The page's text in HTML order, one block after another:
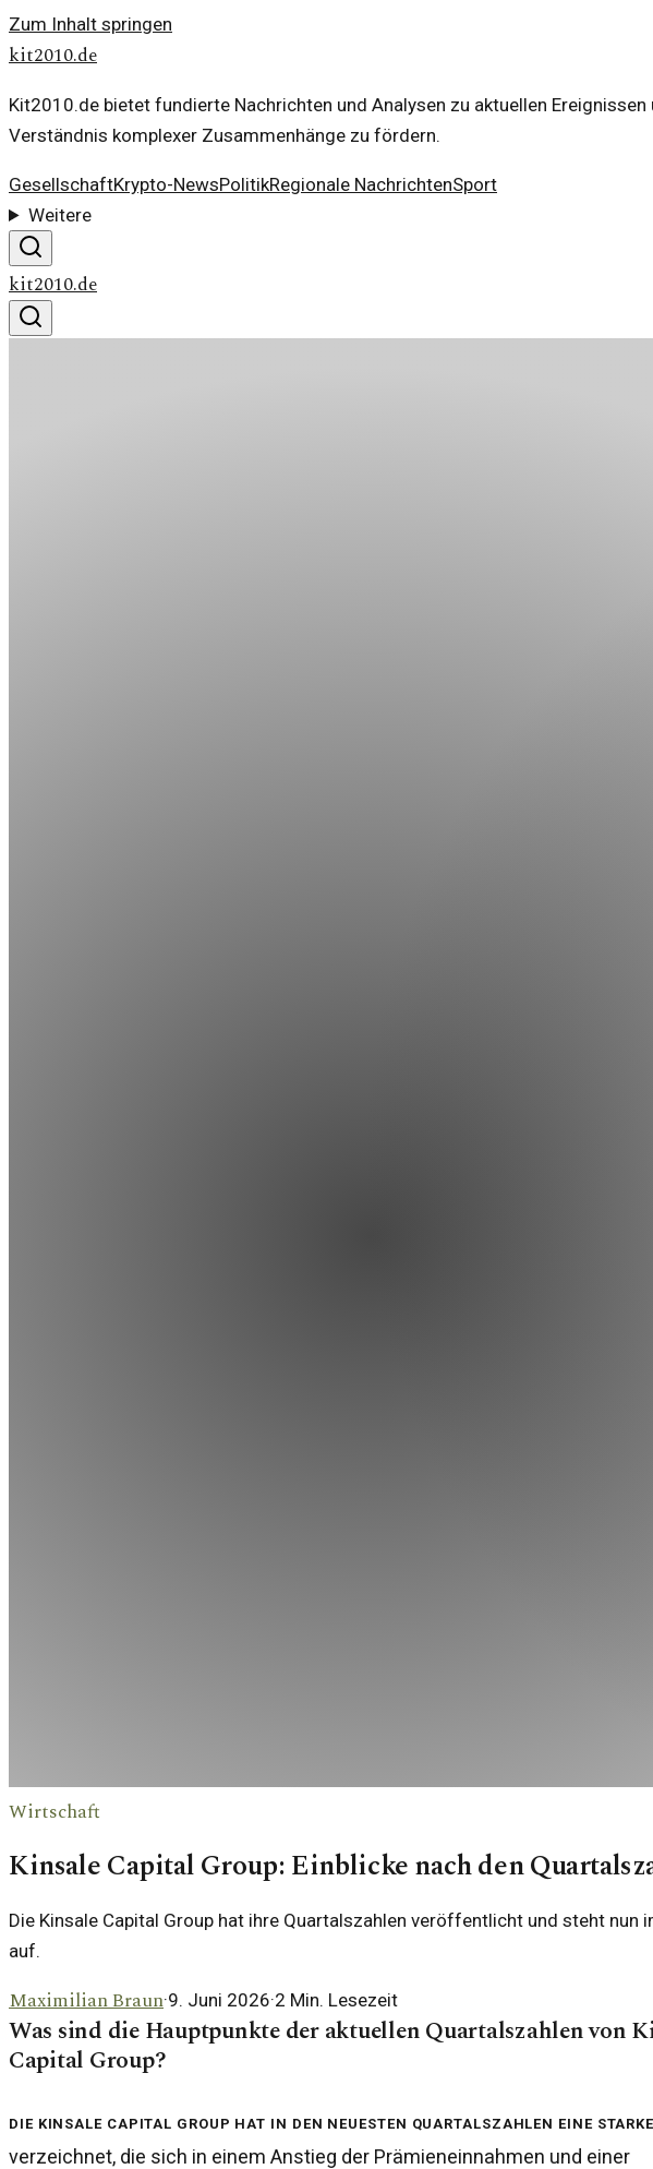
Zum Inhalt springen
kit2010.de
Kit2010.de bietet fundierte Nachrichten und Analysen zu aktuellen
Verständnis komplexer Zusammenhänge zu fördern.
GesellschaftKrypto-NewsPolitikRegionale NachrichtenSport
Weitere
kit2010.de
Wirtschaft
Kinsale Capital Group: Einblicke nach den
Die Kinsale Capital Group hat ihre Quartalszahlen veröffentlicht und steht
auf.
Maximilian Braun·9. Juni 2026·2 Min. Lesezeit
Was sind die Hauptpunkte der aktuellen Quartalszahlen von
Capital Group?
Die Kinsale Capital Group hat in den neuesten Quartalszahlen eine
verzeichnet, die sich in einem Anstieg der Prämieneinnahmen und einer